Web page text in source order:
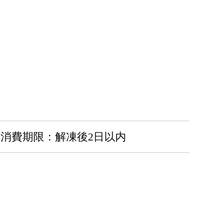
消費期限：解凍後2日以内